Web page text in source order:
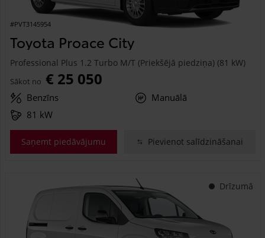
#PVT3145954
Toyota Proace City
Professional Plus 1.2 Turbo M/T (Priekšējā piedziņa) (81 kW)
Sākot no € 25 050
Benzīns
Manuālā
81 kW
Saņemt piedāvājumu Pievienot salīdzināšanai
Drīzumā